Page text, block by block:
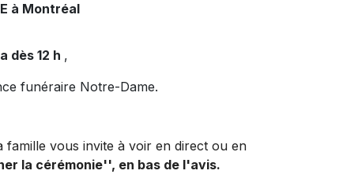
à Montréal
dès 12 h ,
funéraire Notre-Dame.
vous invite à voir en direct ou en
la cérémonie'', en bas de l'avis.